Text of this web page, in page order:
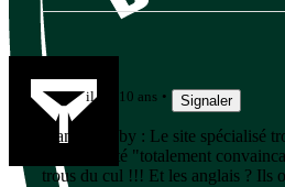
il y a 10 ans Signaler
Planet Rugby : Le site spécialisé
n'ont pas été "totalement
trous du cul !!! Et les anglais ? Ils